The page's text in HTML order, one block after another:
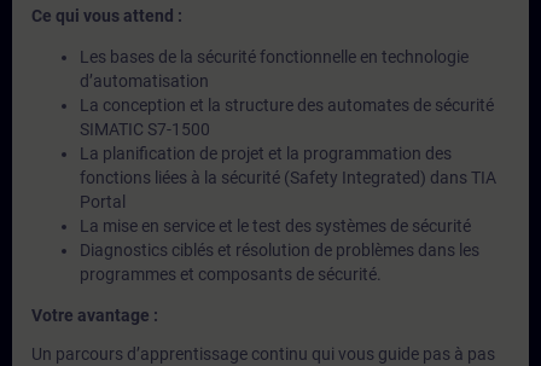
Ce qui vous attend :
Les bases de la sécurité fonctionnelle en technologie
d’automatisation
La conception et la structure des automates de sécurité
SIMATIC S7-1500
La planification de projet et la programmation des
fonctions liées à la sécurité (Safety Integrated) dans TIA
Portal
La mise en service et le test des systèmes de sécurité
Diagnostics ciblés et résolution de problèmes dans les
programmes et composants de sécurité.
Votre avantage :
Un parcours d’apprentissage continu qui vous guide pas à pas